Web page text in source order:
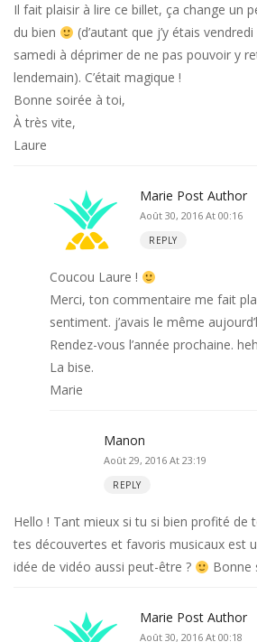
Il fait plaisir à lire ce billet, ça change un
du bien
(d’autant que j’y étais
samedi à déprimer de ne pas pouvoir y
lendemain). C’était magique !
Bonne soirée à toi,
À très vite,
Laure
Marie Post Author
Août 30, 2016 At 00:16
REPLY
Coucou Laure !
Merci, ton commentaire me fait
sentiment. j’avais le même
Rendez-vous l’année prochaine.
La bise.
Marie
Manon
Août 29, 2016 At 23:19
REPLY
Hello ! Tant mieux si tu si bien profité de
tes découvertes et favoris musicaux est
idée de vidéo aussi peut-être ?
Bonne
Marie Post Author
Août 30, 2016 At 00:18